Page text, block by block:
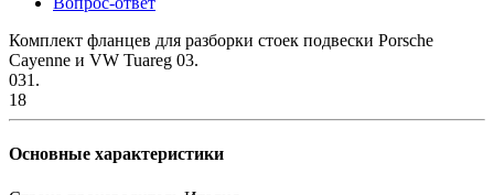
Комплект фланцев для разборки стоек подвески Porsche
Cayenne и VW Tuareg 03.
031.
18
Основные характеристики